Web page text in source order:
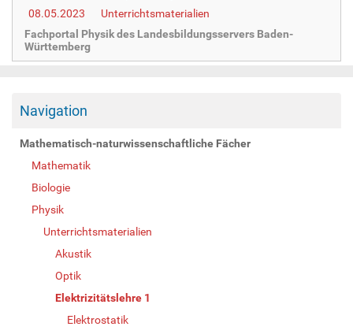
08.05.2023
Unterrichtsmaterialien
Fachportal Physik des Landesbildungsservers Baden-
Württemberg
Navigation
Mathematisch-naturwissenschaftliche Fächer
Mathematik
Biologie
Physik
Unterrichtsmaterialien
Akustik
Optik
Elektrizitätslehre 1
Elektrostatik